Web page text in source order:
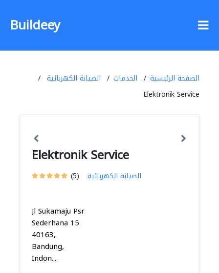
Buildeey
الصفحة الرئيسية الخدمات
الصيانة الكهربائية
Elektronik Service
Elektronik Service
(5) الصيانة الكهربائية
Jl Sukamaju Psr
Sederhana 15
40163,
Bandung,
Indon...